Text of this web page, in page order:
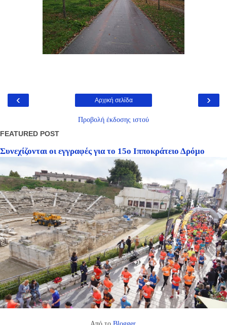
‹ ›
Αρχική σελίδα
Προβολή έκδοσης ιστού
FEATURED POST
Συνεχίζονται οι εγγραφές για το 15ο Ιπποκράτειο Δρόμο